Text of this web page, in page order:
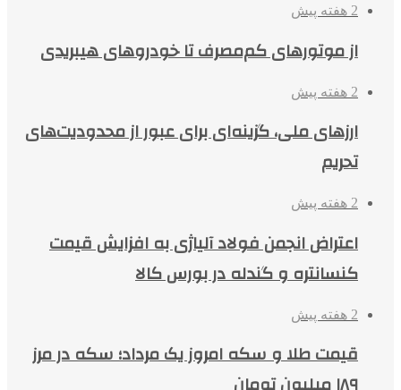
2 هفته پیش
از موتورهای کم‌مصرف تا خودروهای هیبریدی
2 هفته پیش
ارزهای ملی، گزینه‌ای برای عبور از محدودیت‌های
تحریم
2 هفته پیش
اعتراض انجمن فولاد آلیاژی به افزایش قیمت
کنسانتره و گندله در بورس کالا
2 هفته پیش
قیمت طلا و سکه امروز یک مرداد؛ سکه در مرز